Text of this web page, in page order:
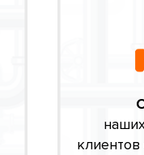
клиентов